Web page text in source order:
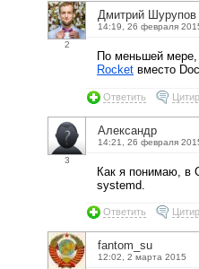
2
Дмитрий Шурупов
14:19, 26 февраля
По меньшей мере,
Rocket вместо
Ответить
3
Aлександр
14:21, 26 февраля
Как я понимаю, в
systemd.
Ответить
fantom_su
12:02, 2 марта 2015